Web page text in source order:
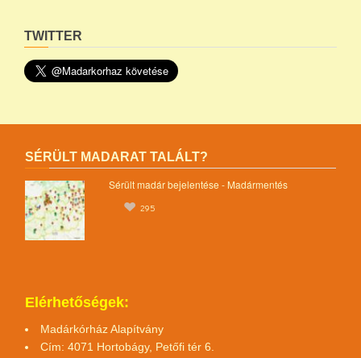
TWITTER
SÉRÜLT MADARAT TALÁLT?
Sérült madár bejelentése - Madármentés
295
Elérhetőségek:
Madárkórház Alapítvány
Cím: 4071 Hortobágy, Petőfi tér 6.